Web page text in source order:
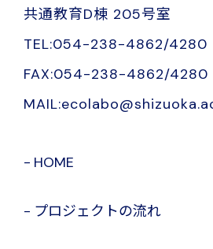
共通教育D棟 205号室
TEL:054-238-4862/4280
FAX:054-238-4862/4280
HOME
プロジェクトの流れ